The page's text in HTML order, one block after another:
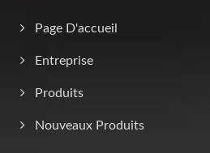
Page D'accueil
Entreprise
Produits
Nouveaux Produits